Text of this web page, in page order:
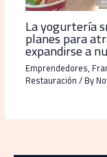
La yogurtería
planes para
expandirse a
Emprendedores,
Restauración/ By